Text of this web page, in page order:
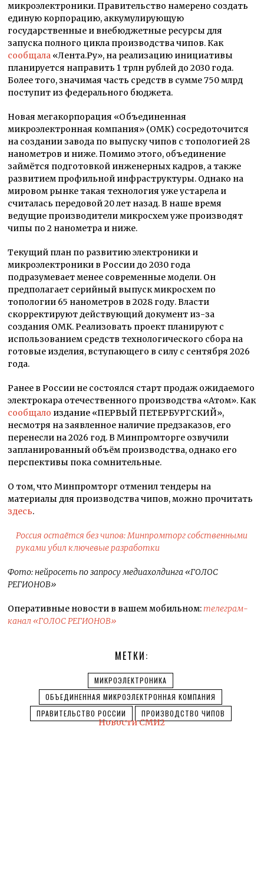
микроэлектроники. Правительство намерено создать
единую корпорацию, аккумулирующую
государственные и внебюджетные ресурсы для
запуска полного цикла производства чипов. Как
сообщала «Лента.Ру», на реализацию инициативы
планируется направить 1 трлн рублей до 2030 года.
Более того, значимая часть средств в сумме 750 млрд
поступит из федерального бюджета.
Новая мегакорпорация «Объединенная
микроэлектронная компания» (ОМК) сосредоточится
на создании завода по выпуску чипов с топологией 28
нанометров и ниже. Помимо этого, объединение
займётся подготовкой инженерных кадров, а также
развитием профильной инфраструктуры. Однако на
мировом рынке такая технология уже устарела и
считалась передовой 20 лет назад. В наше время
ведущие производители микросхем уже производят
чипы по 2 нанометра и ниже.
Текущий план по развитию электроники и
микроэлектроники в России до 2030 года
подразумевает менее современные модели. Он
предполагает серийный выпуск микросхем по
топологии 65 нанометров в 2028 году. Власти
скорректируют действующий документ из-за
создания ОМК. Реализовать проект планируют с
использованием средств технологического сбора на
готовые изделия, вступающего в силу с сентября 2026
года.
Ранее в России не состоялся старт продаж ожидаемого
электрокара отечественного производства «Атом». Как
сообщало издание «ПЕРВЫЙ ПЕТЕРБУРГСКИЙ»,
несмотря на заявленное наличие предзаказов, его
перенесли на 2026 год. В Минпромторге озвучили
запланированный объём производства, однако его
перспективы пока сомнительные.
О том, что Минпромторг отменил тендеры на
материалы для производства чипов, можно прочитать
здесь.
Россия остаётся без чипов: Минпромторг собственными
руками убил ключевые разработки
Фото: нейросеть по запросу медиахолдинга «ГОЛОС
РЕГИОНОВ»
Оперативные новости в вашем мобильном:телеграм-
канал «ГОЛОС РЕГИОНОВ»
МЕТКИ:
МИКРОЭЛЕКТРОНИКА
ОБЪЕДИНЕННАЯ МИКРОЭЛЕКТРОННАЯ КОМПАНИЯ
ПРАВИТЕЛЬСТВО РОССИИ
ПРОИЗВОДСТВО ЧИПОВ
Новости СМИ2